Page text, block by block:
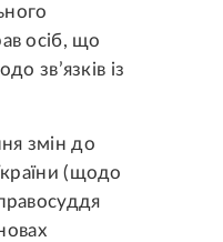
осіб, що
зв’язків із
змін до
(щодо